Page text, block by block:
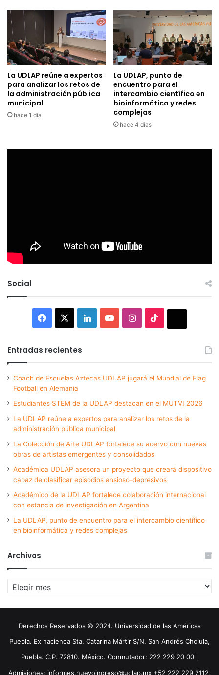
La UDLAP reúne a expertos
para analizar los retos de
la administración pública
municipal
hace 1 día
La UDLAP, punto de
encuentro para el
intercambio científico en
bioinformática y redes
complejas
hace 4 días
Social
Facebook LinkedInYouTubeInstagram
Entradas recientes
Coach de Escuelas Aztecas UDLAP jugará el Mundial de Flag
Football en Alemania
Estudiantes STEM de la UDLAP destacan en el MUTVI 2026
La UDLAP reúne a expertos para analizar los retos de la
administración pública municipal
La Colección de Arte UDLAP fortalece su acervo con nuevas
obras de artistas emergentes y consolidados
Académica UDLAP asesora un proyecto que creará dispositivo
capaz de clasificar episodios ansioso-depresivos
Académico de la UDLAP fortalece colaboración internacional
con estancia de investigación en Argentina
La UDLAP, punto de encuentro para el intercambio científico
en bioinformática y redes complejas
Archivos
Archivos
Derechos Reservados © 2024. Universidad de las Américas
Puebla. Ex hacienda Sta. Catarina Mártir S/N. San Andrés Cholula,
Puebla. C.P. 72810. México. Conmutador: 222 229 20 00 |
Admisiones: informes.nuevoingreso@udlap.mx +52 222 229 2112,